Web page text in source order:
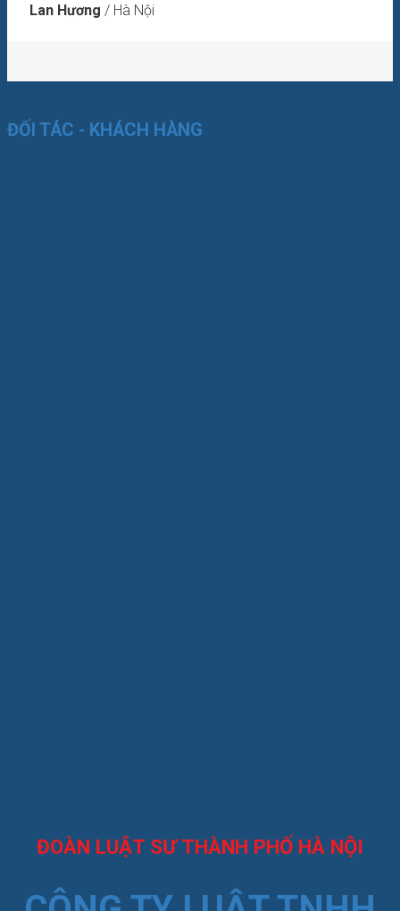
Lan Hương / Hà Nội
ĐỐI TÁC - KHÁCH HÀNG
ĐOÀN LUẬT SƯ THÀNH PHỐ HÀ NỘI